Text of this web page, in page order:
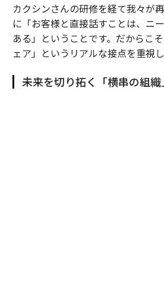
カクシンさんの研修を経て我々が
に「お客様と直接話すことは、ニ
ある」ということです。だからこ
ェア」というリアルな接点を重視し
未来を切り拓く「横串の組